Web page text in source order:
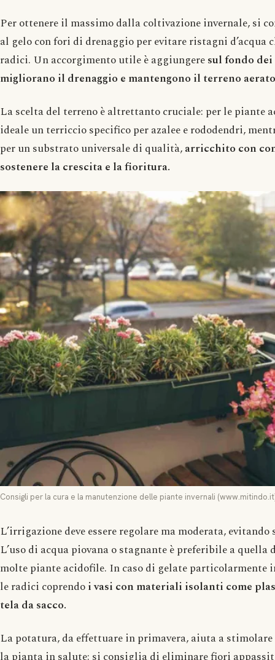
Per ottenere il massimo dalla coltivazione invernale, si
al gelo con fori di drenaggio per evitare ristagni d’acqua
radici. Un accorgimento utile è aggiungeresul fondo
migliorano il drenaggio e mantengono il terreno
La scelta del terreno è altrettanto cruciale: per le piante
ideale un terriccio specifico per azalee e rododendri,
per un substrato universale di qualità,arricchito con
sostenere la crescita e la fioritura.
Consigli per la cura e la manutenzione delle piante invernali
L’irrigazione deve essere regolare ma moderata,
L’uso di acqua piovana o stagnante è preferibile a
molte piante acidofile. In caso di gelate particolarmente
le radici coprendoi vasi con materiali isolanti come
tela da sacco.
La potatura, da effettuare in primavera, aiuta a
la pianta in salute: si consiglia di eliminare fiori